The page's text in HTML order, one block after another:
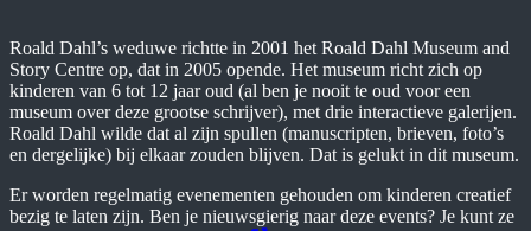
Roald Dahl’s weduwe richtte in 2001 het Roald Dahl Museum and
Story Centre op, dat in 2005 opende. Het museum richt zich op
kinderen van 6 tot 12 jaar oud (al ben je nooit te oud voor een
museum over deze grootse schrijver), met drie interactieve galerijen.
Roald Dahl wilde dat al zijn spullen (manuscripten, brieven, foto’s
en dergelijke) bij elkaar zouden blijven. Dat is gelukt in dit museum.
Er worden regelmatig evenementen gehouden om kinderen creatief
bezig te laten zijn. Ben je nieuwsgierig naar deze events? Je kunt ze